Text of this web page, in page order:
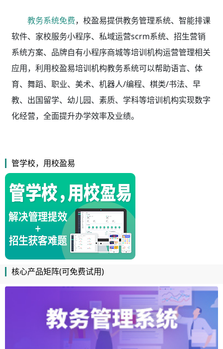
教务系统免费，校盈易提供教务管理系统、智能排课
软件、家校服务小程序、私域运营scrm系统、招生营销
系统方案、品牌自有小程序商城等培训机构运营管理相关
应用，利用校盈易培训机构教务系统可以帮助语言、体
育、舞蹈、职业、美术、机器人/编程、棋类/书法、早
教、出国留学、幼儿园、素质、学科等培训机构实现数字
化经营，全面提升办学效率及业绩。
管学校，用校盈易
核心产品矩阵(可免费试用)